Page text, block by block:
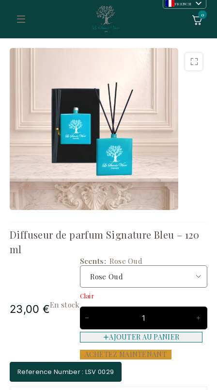
FRENCH
0
Diffuseur de parfum Signature Bleu – 120
ml
23,00 €En stock
Scents Rose Oud
Clair
AJOUTER AU PANIER
ACHETEZ MAINTENANT
Reference Number : LSV 0029